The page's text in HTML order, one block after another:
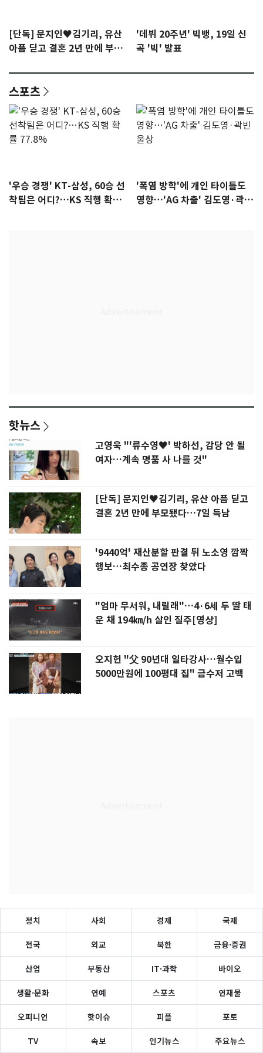
[단독] 문지인♥김기리, 유산
아픔 딛고 결혼 2년 만에 부모
'데뷔 20주년' 빅뱅, 19일 신
곡 '빅' 발표
스포츠
'우승 경쟁' KT-삼성, 60승 선
착팀은 어디?…KS 직행 확률
'폭염 방학'에 개인 타이틀도
영향…'AG 차출' 김도영·곽빈
핫뉴스
고영욱 "'류수영♥' 박하선, 감당 안 될
여자…계속 명품 사 나를 것"
[단독] 문지인♥김기리, 유산 아픔 딛고
결혼 2년 만에 부모됐다…7일 득남
'9440억' 재산분할 판결 뒤 노소영 깜짝
행보…최수종 공연장 찾았다
"엄마 무서워, 내릴래"…4·6세 두 딸 태
운 채 194㎞/h 살인 질주[영상]
오지헌 "父 90년대 일타강사…월수입
5000만원에 100평대 집" 금수저 고백
정치 사회 경제 국제
전국 외교 북한 금융·증권
산업 부동산 IT·과학 바이오
생활·문화 연예 스포츠 연재물
오피니언 핫이슈 피플 포토
TV 속보 인기뉴스 주요뉴스